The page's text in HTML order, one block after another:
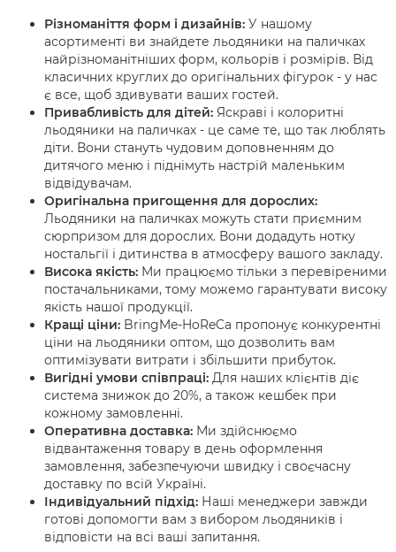
Різноманіття форм і дизайнів: У нашому
асортименті ви знайдете льодяники на паличках
найрізноманітніших форм, кольорів і розмірів. Від
класичних круглих до оригінальних фігурок - у нас
є все, щоб здивувати ваших гостей.
Привабливість для дітей: Яскраві і колоритні
льодяники на паличках - це саме те, що так люблять
діти. Вони стануть чудовим доповненням до
дитячого меню і піднімуть настрій маленьким
відвідувачам.
Оригінальна пригощення для дорослих:
Льодяники на паличках можуть стати приємним
сюрпризом для дорослих. Вони додадуть нотку
ностальгії і дитинства в атмосферу вашого закладу.
Висока якість: Ми працюємо тільки з перевіреними
постачальниками, тому можемо гарантувати високу
якість нашої продукції.
Кращі ціни: BringMe-HoReCa пропонує конкурентні
ціни на льодяники оптом, що дозволить вам
оптимізувати витрати і збільшити прибуток.
Вигідні умови співпраці: Для наших клієнтів діє
система знижок до 20%, а також кешбек при
кожному замовленні.
Оперативна доставка: Ми здійснюємо
відвантаження товару в день оформлення
замовлення, забезпечуючи швидку і своєчасну
доставку по всій Україні.
Індивідуальний підхід: Наші менеджери завжди
готові допомогти вам з вибором льодяників і
відповісти на всі ваші запитання.